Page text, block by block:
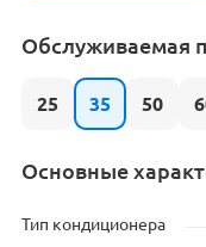
Обслуживаемая
25 35 50
Основные
Тип кондиционера